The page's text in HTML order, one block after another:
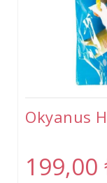
Gelişim
Beceri
Okyanus
199,00